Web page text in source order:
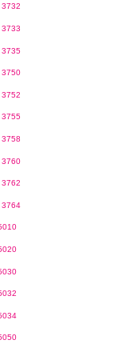
3732
3733
3735
3750
3752
3755
3758
3760
3762
3764